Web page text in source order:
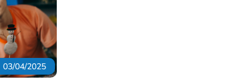
03/04/2025